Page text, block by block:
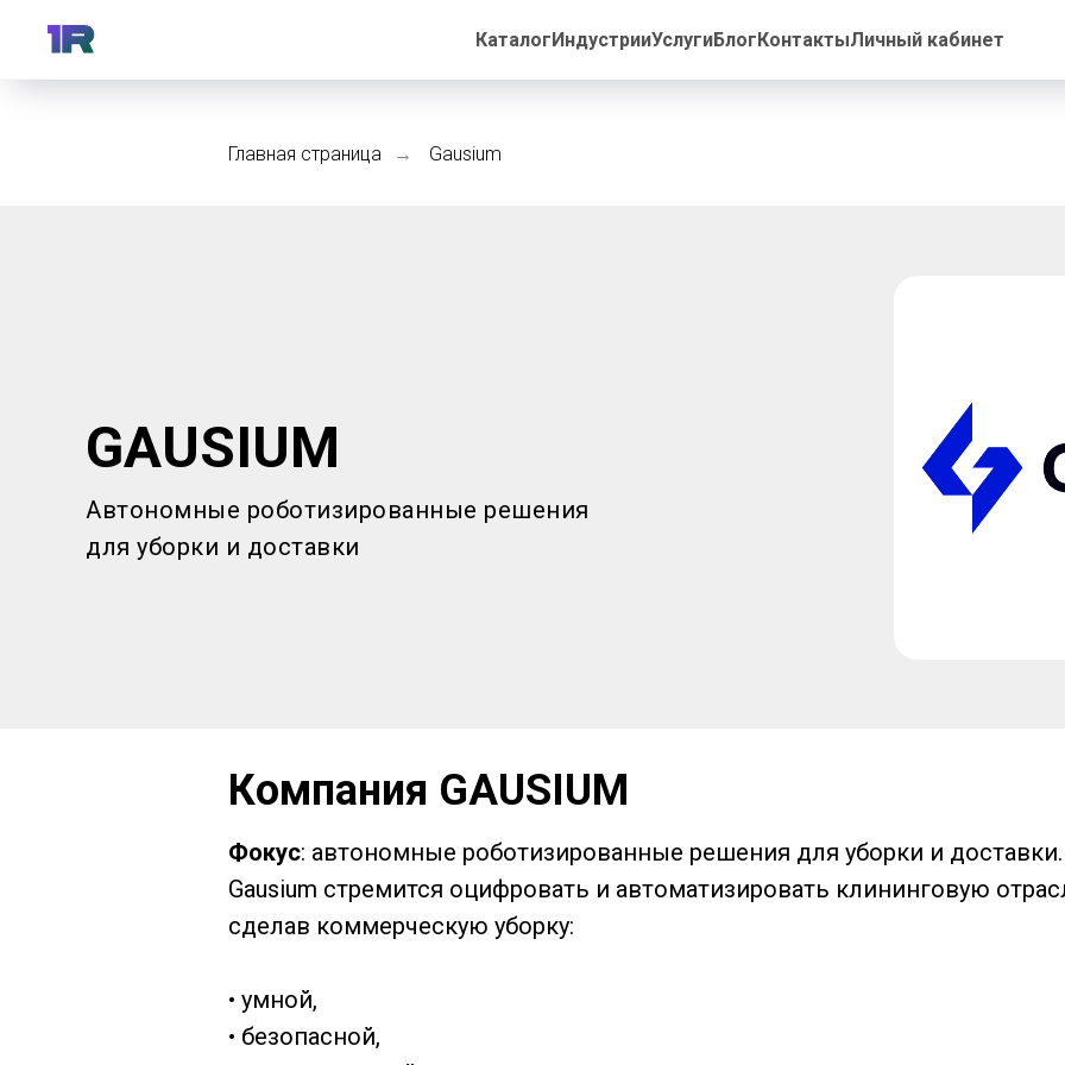
КаталогИндустрииУслугиБлогКонтактыЛичный кабинет
Главная страница → Gausium
GAUSIUM
Автономные роботизированные решения
для уборки и доставки
Компания GAUSIUM
Фокус: автономные роботизированные решения для уборки и доставки.
Gausium стремится оцифровать и автоматизировать клининговую
сделав коммерческую уборку:
• умной,
• безопасной,